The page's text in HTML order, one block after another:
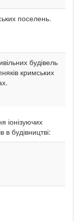
поселень.
будівель
кримських
іонізуючих
в будівництві: